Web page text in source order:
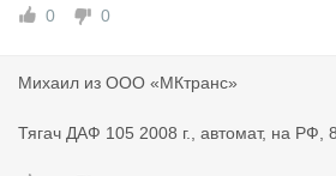
0 0
Михаил из ООО «МКтранс»
Тягач ДАФ 105 2008 г., автомат, на РФ,